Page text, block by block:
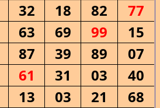
32 18 82
77
63 69 99
15
87 39 89
07
61 31 03
40
13 03 21
68